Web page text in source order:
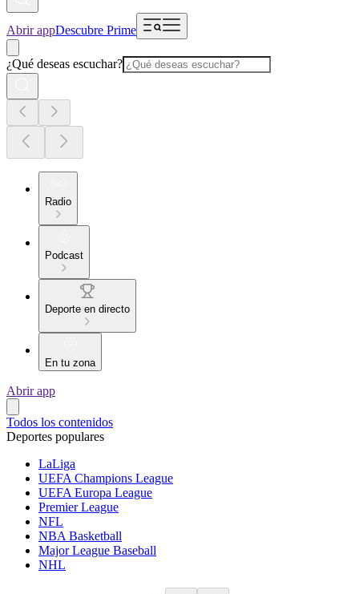
Abrir appDescubre Prime
¿Qué deseas escuchar?
Radio
Podcast
Deporte en directo
En tu zona
Abrir app
Todos los contenidos
Deportes populares
LaLiga
UEFA Champions League
UEFA Europa League
Premier League
NFL
NBA Basketball
Major League Baseball
NHL